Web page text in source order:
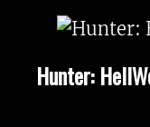
Hunter: